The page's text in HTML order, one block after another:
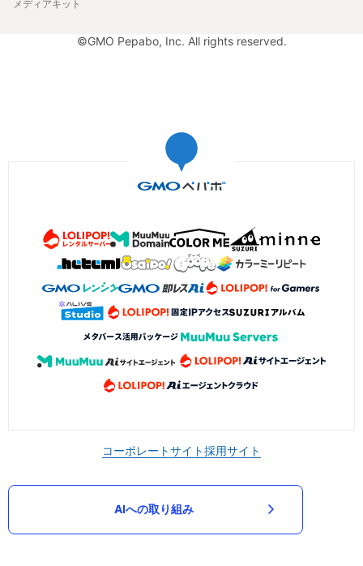
メディアキット
©GMO Pepabo, Inc. All rights reserved.
コーポレートサイト採用サイト
AIへの取り組み